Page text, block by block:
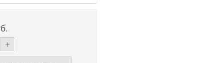
+